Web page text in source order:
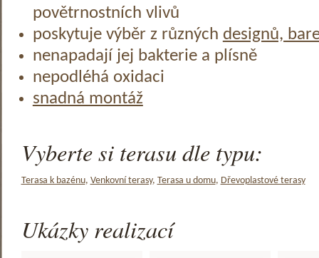
povětrnostních vlivů
poskytuje výběr z různých designů,
nenapadají jej bakterie a plísně
nepodléhá oxidaci
snadná montáž
Vyberte si terasu dle typu:
Terasa k bazénu, Venkovní terasy, Terasa u domu, Dřevoplastové terasy
Ukázky realizací